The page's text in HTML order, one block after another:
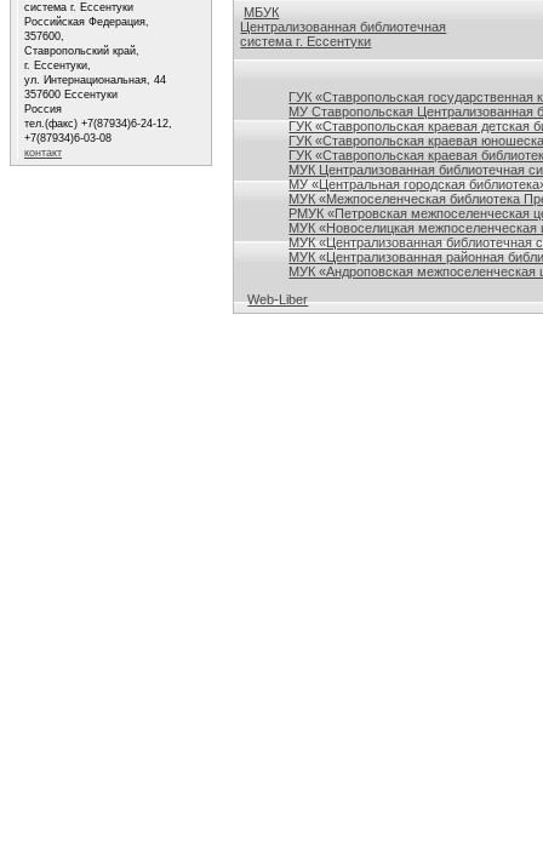
МБУК
Централизованная библиотечная
система г. Ессентуки
ГУК «Ставропольская
МУ Ставропольская Централизованная
ГУК «Ставропольская краевая детская
ГУК «Ставропольская краевая
ГУК «Ставропольская краевая
МУК Централизованная библиотечная
МУ «Центральная городская
МУК «Межпоселенческая библиотека
РМУК «Петровская межпоселенческая
МУК «Новоселицкая межпоселенческая
МУК «Централизованная библиотечная
МУК «Централизованная районная
МУК «Андроповская межпоселенческая
Web-Liber
система г. Ессентуки
Российская Федерация,
357600,
Ставропольский край,
г. Ессентуки,
ул. Интернациональная, 44
357600 Ессентуки
Россия
тел.(факс) +7(87934)6-24-12,
+7(87934)6-03-08
контакт